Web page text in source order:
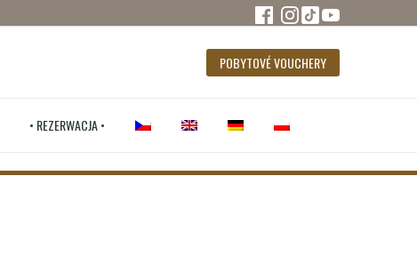
POBYTOVÉ VOUCHERY
• REZERWACJA •